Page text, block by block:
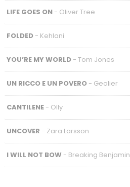
LIFE GOES ON- Oliver Tree
FOLDED- Kehlani
YOU’RE MY WORLD- Tom Jones
UN RICCO E UN POVERO- Geolier
CANTILENE- Olly
UNCOVER - Zara Larsson
I WILL NOT BOW - Breaking Benjamin